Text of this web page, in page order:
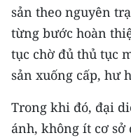
sản theo nguyên
từng bước hoàn
tục chờ đủ thủ tục
sản xuống cấp, hư
Trong khi đó, đại
ánh, không ít cơ sở